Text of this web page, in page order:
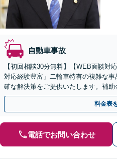
自動車事故
【初回相談30分無料】【WEB面談対
対応経験豊富」二輪車特有の複雑な
確な解決策をご提供いたします。補
ご案内を含めた包括的なサポート【
料金表
電話でお問い合わせ